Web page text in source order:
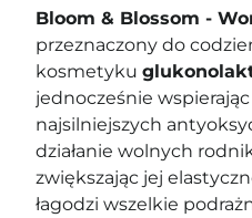
Bloom & Blossom -
przeznaczony do
kosmetyku
jednocześnie
najsilniejszych
działanie wolnych
zwiększając jej
łagodzi wszelkie